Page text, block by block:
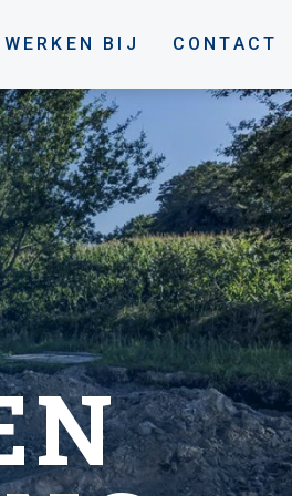
WERKEN BIJ CONTACT